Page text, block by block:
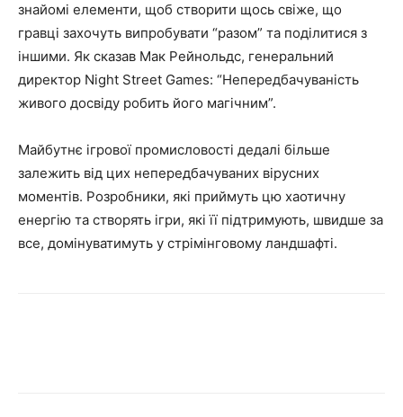
знайомі елементи, щоб створити щось свіже, що
гравці захочуть випробувати “разом” та поділитися з
іншими. Як сказав Мак Рейнольдс, генеральний
директор Night Street Games: “Непередбачуваність
живого досвіду робить його магічним”.
Майбутнє ігрової промисловості дедалі більше
залежить від цих непередбачуваних вірусних
моментів. Розробники, які приймуть цю хаотичну
енергію та створять ігри, які її підтримують, швидше за
все, домінуватимуть у стрімінговому ландшафті.